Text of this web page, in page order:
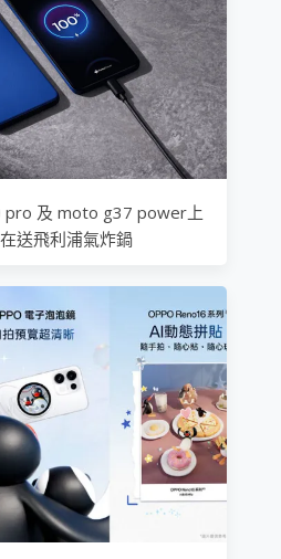
及 moto g37 power上
送飛利浦氣炸鍋